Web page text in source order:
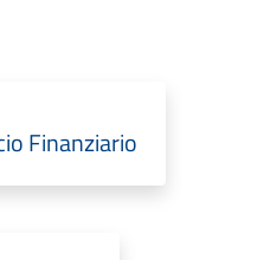
Finanziario